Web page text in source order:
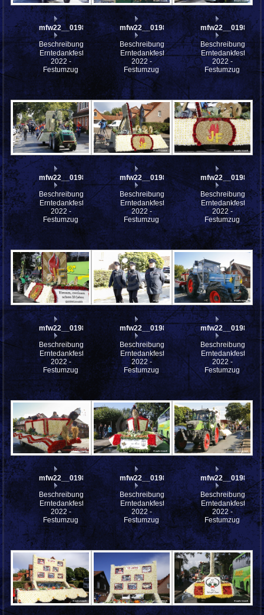
mfw22__0198324
Beschreibung:
Erntedankfest
2022 -
Festumzug
mfw22__0198323
Beschreibung:
Erntedankfest
2022 -
Festumzug
mfw22__0198322
Beschreibung:
Erntedankfest
2022 -
Festumzug
mfw22__0198321
Beschreibung:
Erntedankfest
2022 -
Festumzug
mfw22__0198320
Beschreibung:
Erntedankfest
2022 -
Festumzug
mfw22__0198319
Beschreibung:
Erntedankfest
2022 -
Festumzug
mfw22__0198318
Beschreibung:
Erntedankfest
2022 -
Festumzug
mfw22__0198317
Beschreibung:
Erntedankfest
2022 -
Festumzug
mfw22__0198316
Beschreibung:
Erntedankfest
2022 -
Festumzug
mfw22__0198315
Beschreibung:
Erntedankfest
2022 -
Festumzug
mfw22__0198314
Beschreibung:
Erntedankfest
2022 -
Festumzug
mfw22__0198309
Beschreibung:
Erntedankfest
2022 -
Festumzug